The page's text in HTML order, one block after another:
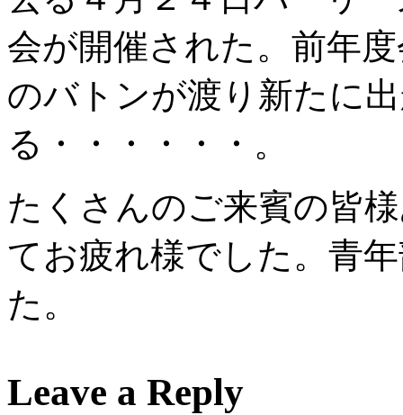
会が開催された。前年
のバトンが渡り新たに
る・・・・・・。
たくさんのご来賓の皆
てお疲れ様でした。青
た。
Leave a Reply